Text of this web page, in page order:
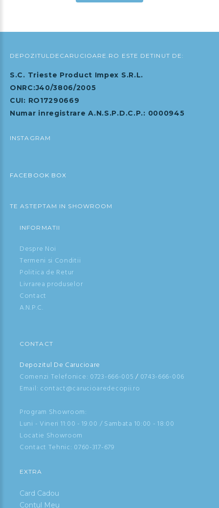
DEPOZITULDECARUCIOARE.RO ESTE DETINUT DE:
S.C. Trieste Product Impex S.R.L.
ONRC:J40/3806/2005
CUI: RO17290669
Numar inregistrare A.N.S.P.D.C.P.: 0000945
INSTAGRAM
FACEBOOK BOX
TE ASTEPTAM IN SHOWROOM
INFORMATII
Despre Noi
Termeni si Conditii
Politica de Retur
Livrarea produselor
Contact
A.N.P.C.
CONTACT
Depozitul De Carucioare
Comenzi Telefonice: 0723-666-005 / 0743-666-006
Email: contact@carucioaredecopii.ro
Program Showroom:
Luni - Vineri 11:00 - 19.00 / Sambata 10:00 - 18:00
Locatie Showroom
Contact Tehnic: 0760-317-679
EXTRA
Card Cadou
Contul Meu